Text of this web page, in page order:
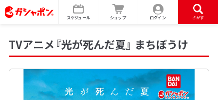
スケジュール ショップ ログイン さがす
TVアニメ『光が死んだ夏』 まちぼうけ